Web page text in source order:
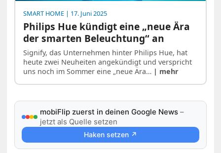
SMART HOME | 17. Juni 2025
Philips Hue kündigt eine „neue Ära
der smarten Beleuchtung“ an
Signify, das Unternehmen hinter Philips Hue, hat
heute zwei Neuheiten angekündigt und verspricht
uns noch im Sommer eine „neue Ära… | mehr
mobiFlip zuerst in deinen Google News –
jetzt als Quelle setzen
Haken setzen ↗